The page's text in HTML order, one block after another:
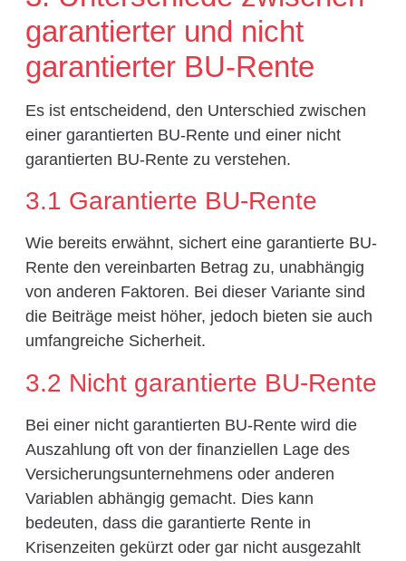
garantierter und nicht
garantierter BU-Rente
Es ist entscheidend, den Unterschied zwischen
einer garantierten BU-Rente und einer nicht
garantierten BU-Rente zu verstehen.
3.1 Garantierte BU-Rente
Wie bereits erwähnt, sichert eine garantierte BU-
Rente den vereinbarten Betrag zu, unabhängig
von anderen Faktoren. Bei dieser Variante sind
die Beiträge meist höher, jedoch bieten sie auch
umfangreiche Sicherheit.
3.2 Nicht garantierte BU-Rente
Bei einer nicht garantierten BU-Rente wird die
Auszahlung oft von der finanziellen Lage des
Versicherungsunternehmens oder anderen
Variablen abhängig gemacht. Dies kann
bedeuten, dass die garantierte Rente in
Krisenzeiten gekürzt oder gar nicht ausgezahlt